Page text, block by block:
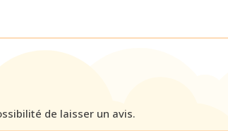
de laisser un avis.